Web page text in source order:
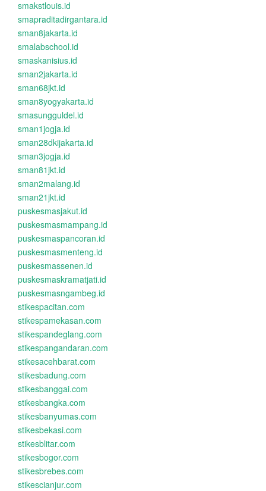
smakstlouis.id
smapraditadirgantara.id
sman8jakarta.id
smalabschool.id
smaskanisius.id
sman2jakarta.id
sman68jkt.id
sman8yogyakarta.id
smasungguldel.id
sman1jogja.id
sman28dkijakarta.id
sman3jogja.id
sman81jkt.id
sman2malang.id
sman21jkt.id
puskesmasjakut.id
puskesmasmampang.id
puskesmaspancoran.id
puskesmasmenteng.id
puskesmassenen.id
puskesmaskramatjati.id
puskesmasngambeg.id
stikespacitan.com
stikespamekasan.com
stikespandeglang.com
stikespangandaran.com
stikesacehbarat.com
stikesbadung.com
stikesbanggai.com
stikesbangka.com
stikesbanyumas.com
stikesbekasi.com
stikesblitar.com
stikesbogor.com
stikesbrebes.com
stikescianjur.com